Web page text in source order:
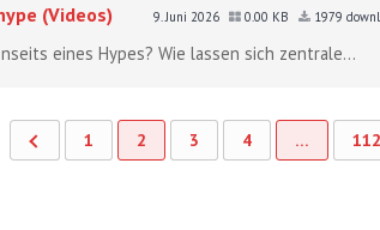
(Videos) 9. Juni 2026 0.00 KB 1979
eines Hypes? Wie lassen sich zentrale...
1 2 3 4 … 112